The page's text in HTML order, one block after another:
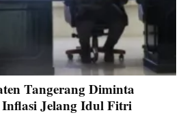
Tangerang Diminta
Jelang Idul Fitri